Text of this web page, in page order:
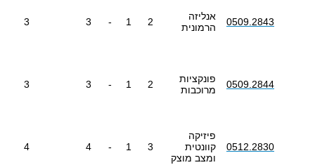
0509.2843
אנליזה
הרמונית
2
1
-
3
3
0509.2844
פונקציות
מרוכבות
2
1
-
3
3
0512.2830
פיזיקה
קוונטית
ומצב מוצק
3
1
-
4
4